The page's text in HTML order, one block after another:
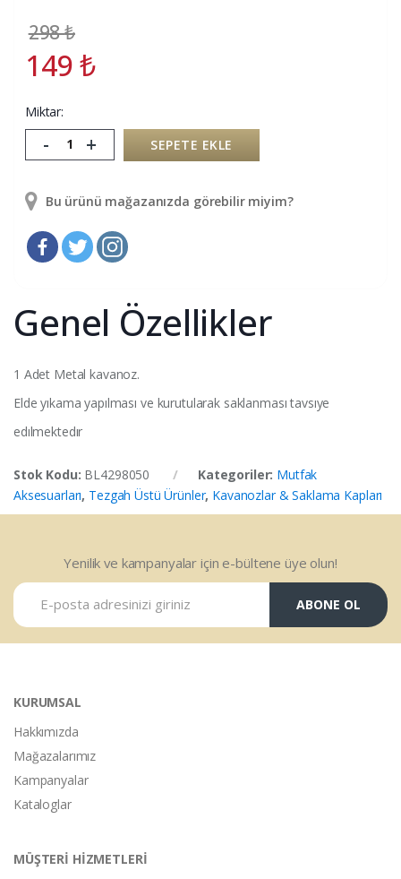
298₺
149₺
Miktar:
- + SEPETE EKLE
Bu ürünü mağazanızda görebilir miyim?
Genel Özellikler
1 Adet Metal kavanoz.
Elde yıkama yapılması ve kurutularak saklanması tavsıye
edılmektedır
Stok Kodu: BL4298050 Kategoriler: Mutfak
Aksesuarları, Tezgah Üstü Ürünler, Kavanozlar & Saklama Kapları
Yenilik ve kampanyalar için e-bültene üye olun!
ABONE OL
KURUMSAL
Hakkımızda
Mağazalarımız
Kampanyalar
Kataloglar
MÜŞTERİ HİZMETLERİ